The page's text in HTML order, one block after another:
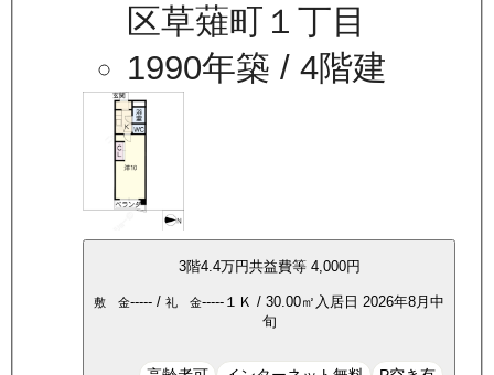
区草薙町１丁目
1990年築 / 4階建
3階4.4万円共益費等 4,000円
敷 金----- / 礼 金----- １Ｋ / 30.00㎡ 入居日 2026年8月中
旬